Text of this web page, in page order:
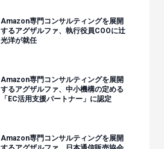
Amazon専門コンサルティングを展開
するアグザルファ、執行役員COOに辻
光洋が就任
Amazon専門コンサルティングを展開
するアグザルファ、中小機構の定める
「EC活用支援パートナー」に認定
Amazon専門コンサルティングを展開